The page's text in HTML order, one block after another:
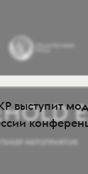
выступит